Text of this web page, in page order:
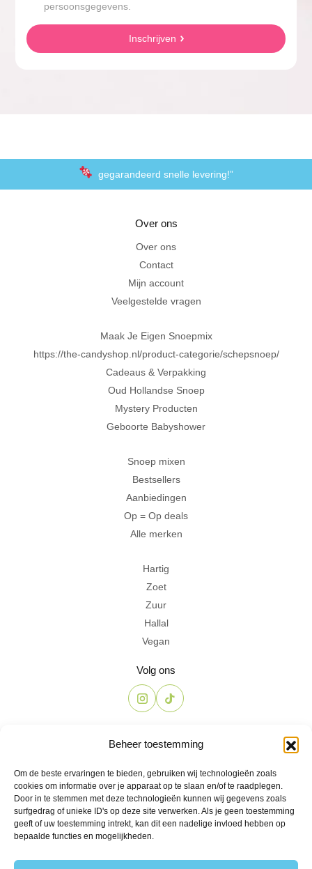
Beheer toestemming
Om de beste ervaringen te bieden, gebruiken wij technologieën zoals
cookies om informatie over je apparaat op te slaan en/of te raadplegen.
Door in te stemmen met deze technologieën kunnen wij gegevens zoals
surfgedrag of unieke ID's op deze site verwerken. Als je geen toestemming
geeft of uw toestemming intrekt, kan dit een nadelige invloed hebben op
bepaalde functies en mogelijkheden.
persoonsgegevens.
Inschrijven
gegarandeerd snelle levering!”
Al 20 jaar in Amersfoort
Over ons
Over ons
Contact
Mijn account
Veelgestelde vragen
Maak Je Eigen Snoepmix
https://the-candyshop.nl/product-categorie/schepsnoep/
Cadeaus & Verpakking
Oud Hollandse Snoep
Mystery Producten
Geboorte Babyshower
Snoep mixen
Bestsellers
Aanbiedingen
Op = Op deals
Alle merken
Hartig
Zoet
Zuur
Hallal
Vegan
Volg ons
info@the-candyshop.nl
Langestraat 106, 3811 AK, Amersfoort